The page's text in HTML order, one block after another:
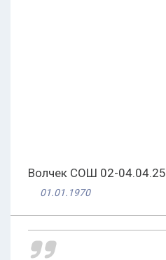
Волчек СОШ 02-04.04.25
01.01.1970